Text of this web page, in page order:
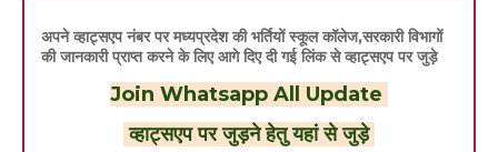
अपने व्हाट्सएप नंबर पर मध्यप्रदेश की भर्तियों स्कूल कॉलेज,सरकारी विभागों
की जानकारी प्राप्त करने के लिए आगे दिए दी गई लिंक से व्हाट्सएप पर जुड़े
Join Whatsapp All Update
व्हाट्सएप पर जुड़ने हेतु यहां से जुड़े